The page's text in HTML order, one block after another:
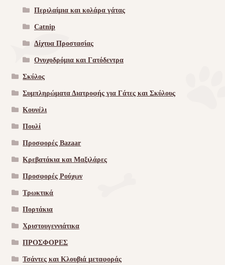
Περιλαίμια και κολάρα γάτας
Catnip
Δίχτυα Προστασίας
Ονυχοδρόμια και Γατόδεντρα
Σκύλος
Συμπληρώματα Διατροφής για Γάτες και Σκύλους
Κουνέλι
Πουλί
Προσφορές Bazaar
Κρεβατάκια και Μαξιλάρες
Προσφορές Ρούχων
Τρωκτικά
Πορτάκια
Χριστουγεννιάτικα
ΠΡΟΣΦΟΡΕΣ
Τσάντες και Κλουβιά μεταφοράς